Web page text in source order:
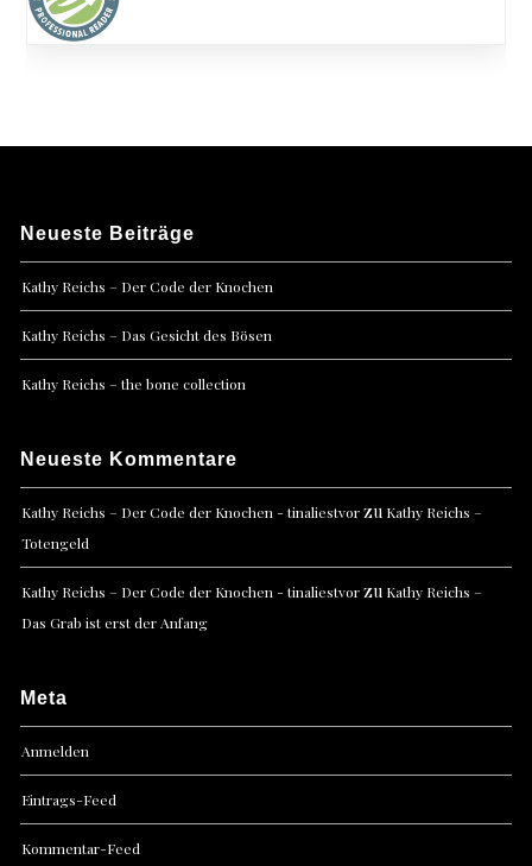
Neueste Beiträge
Kathy Reichs – Der Code der Knochen
Kathy Reichs – Das Gesicht des Bösen
Kathy Reichs – the bone collection
Neueste Kommentare
Kathy Reichs – Der Code der Knochen - tinaliestvorzu Kathy Reichs –
Totengeld
Kathy Reichs – Der Code der Knochen - tinaliestvorzu Kathy Reichs –
Das Grab ist erst der Anfang
Meta
Anmelden
Eintrags-Feed
Kommentar-Feed